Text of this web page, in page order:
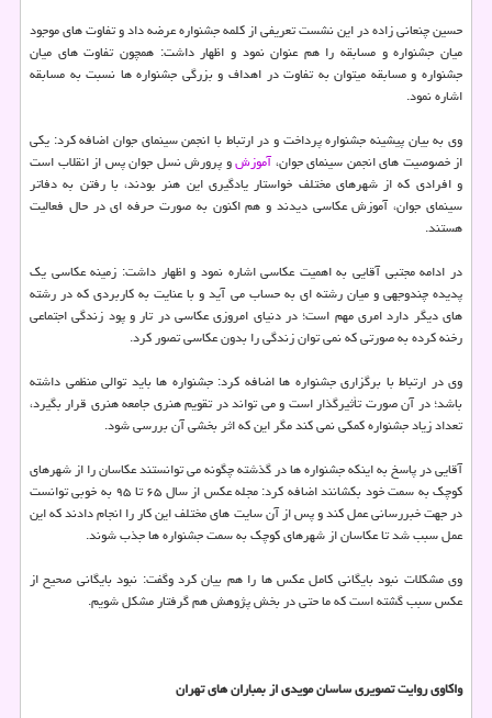
حسین چنعانی زاده در این نشست تعریفی از کلمه جشنواره عرضه داد و تفاوت های موجود
میان جشنواره و مسابقه را هم عنوان نمود و اظهار داشت: همچون تفاوت های میان
جشنواره و مسابقه میتوان به تفاوت در اهداف و بزرگی جشنواره ها نسبت به مسابقه
اشاره نمود.
وی به بیان پیشینه جشنواره پرداخت و در ارتباط با انجمن سینمای جوان اضافه کرد: یکی
از خصوصیت های انجمن سینمای جوان،آموزشو پرورش نسل جوان پس از انقلاب است
و افرادی که از شهرهای مختلف خواستار یادگیری این هنر بودند، با رفتن به دفاتر
سینمای جوان، آموزش عکاسی دیدند و هم اکنون به صورت حرفه ای در حال فعالیت
هستند.
در ادامه مجتبی آقایی به اهمیت عکاسی اشاره نمود و اظهار داشت: زمینه عکاسی یک
پدیده چندوجهی و میان رشته ای به حساب می آید و با عنایت به کاربردی که در رشته
های دیگر دارد امری مهم است؛ در دنیای امروزی عکاسی در تار و پود زندگی اجتماعی
رخنه کرده به صورتی که نمی توان زندگی را بدون عکاسی تصور کرد.
وی در ارتباط با برگزاری جشنواره ها اضافه کرد: جشنواره ها باید توالی منظمی داشته
باشد؛ در آن صورت تأثیرگذار است و می تواند در تقویم هنری جامعه هنری قرار بگیرد،
تعداد زیاد جشنواره کمکی نمی کند مگر این که اثر بخشی آن بررسی شود.
آقایی در پاسخ به اینکه جشنواره ها در گذشته چگونه می توانستند عکاسان را از شهرهای
کوچک به سمت خود بکشانند اضافه کرد: مجله عکس از سال ۶۵ تا ۹۵ به خوبی توانست
در جهت خبررسانی عمل کند و پس از آن سایت های مختلف این کار را انجام دادند که این
عمل سبب شد تا عکاسان از شهرهای کوچک به سمت جشنواره ها جذب شوند.
وی مشکلات نبود بایگانی کامل عکس ها را هم بیان کرد وگفت: نبود بایگانی صحیح از
عکس سبب گشته است که ما حتی در بخش پژوهش هم گرفتار مشکل شویم.
واکاوی روایت تصویری ساسان مویدی از بمباران های تهران